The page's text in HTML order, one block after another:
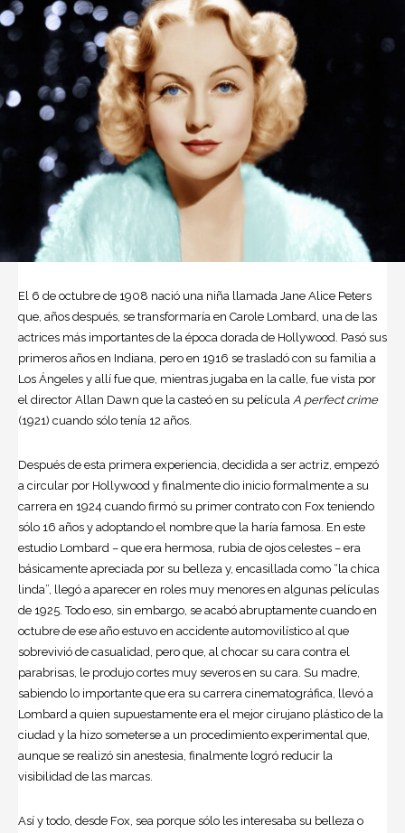
El 6 de octubre de 1908 nació una niña llamada Jane Alice Peters
que, años después, se transformaría en Carole Lombard, una de las
actrices más importantes de la época dorada de Hollywood. Pasó sus
primeros años en Indiana, pero en 1916 se trasladó con su familia a
Los Ángeles y allí fue que, mientras jugaba en la calle, fue vista por
el director Allan Dawn que la casteó en su película A perfect crime
(1921) cuando sólo tenía 12 años.
Después de esta primera experiencia, decidida a ser actriz, empezó
a circular por Hollywood y finalmente dio inicio formalmente a su
carrera en 1924 cuando firmó su primer contrato con Fox teniendo
sólo 16 años y adoptando el nombre que la haría famosa. En este
estudio Lombard – que era hermosa, rubia de ojos celestes – era
básicamente apreciada por su belleza y, encasillada como “la chica
linda”, llegó a aparecer en roles muy menores en algunas películas
de 1925. Todo eso, sin embargo, se acabó abruptamente cuando en
octubre de ese año estuvo en accidente automovilístico al que
sobrevivió de casualidad, pero que, al chocar su cara contra el
parabrisas, le produjo cortes muy severos en su cara. Su madre,
sabiendo lo importante que era su carrera cinematográfica, llevó a
Lombard a quien supuestamente era el mejor cirujano plástico de la
ciudad y la hizo someterse a un procedimiento experimental que,
aunque se realizó sin anestesia, finalmente logró reducir la
visibilidad de las marcas.
Así y todo, desde Fox, sea porque sólo les interesaba su belleza o